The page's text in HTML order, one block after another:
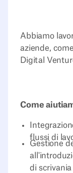
Abbiamo
aziende,
Digital
Come
flussi di
Gestione
di